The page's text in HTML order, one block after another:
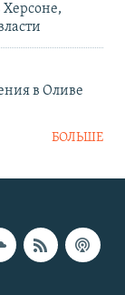
Херсоне,
в Оливе
БОЛЬШЕ